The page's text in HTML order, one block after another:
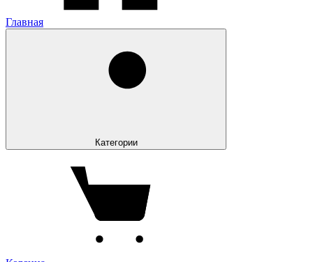
Главная
Категории